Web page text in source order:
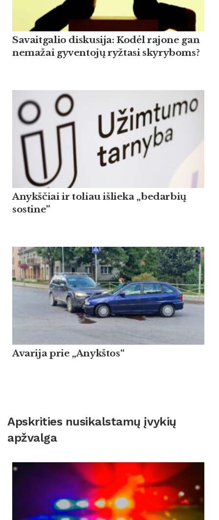
Savaitgalio diskusija: Kodėl rajone gan
nemažai gyventojų ryžtasi skyryboms?
Anykščiai ir toliau išlieka „bedarbių
sostine”
Avarija prie „Anykštos“
Apskrities nusikalstamų įvykių
apžvalga